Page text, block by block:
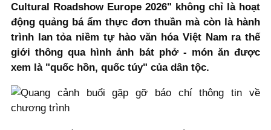
Cultural Roadshow Europe 2026" không chỉ là hoạt
động quảng bá ẩm thực đơn thuần mà còn là hành
trình lan tỏa niềm tự hào văn hóa Việt Nam ra thế
giới thông qua hình ảnh bát phở - món ăn được
xem là "quốc hồn, quốc túy" của dân tộc.